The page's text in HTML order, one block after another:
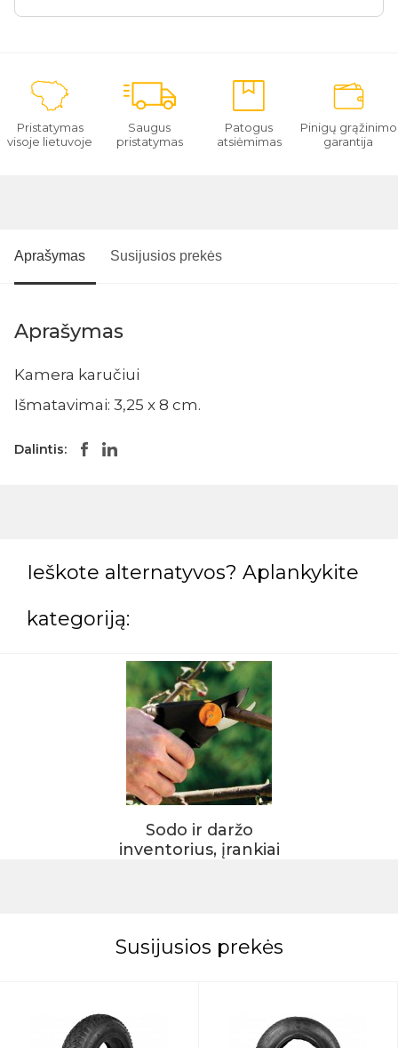
Pristatymas
visoje lietuvoje
Saugus
pristatymas
Patogus
atsiėmimas
Pinigų grąžinimo
garantija
Aprašymas Susijusios prekės
Aprašymas
Kamera karučiui
Išmatavimai: 3,25 x 8 cm.
Dalintis:
Ieškote alternatyvos? Aplankykite
kategoriją:
Sodo ir daržo
inventorius, įrankiai
Susijusios prekės